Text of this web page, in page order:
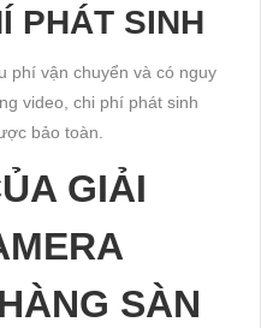
PHÁT SINH
phí vận chuyển và có nguy
video, chi phí phát sinh
bảo toàn.
GIẢI
SÀN